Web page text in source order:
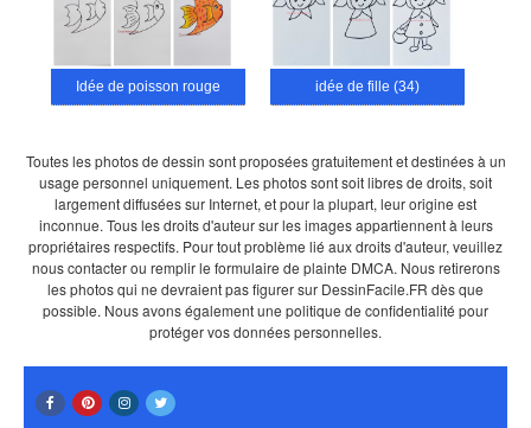
Idée de poisson rouge idée de fille (34)
Toutes les photos de dessin sont proposées gratuitement et destinées à un
usage personnel uniquement. Les photos sont soit libres de droits, soit
largement diffusées sur Internet, et pour la plupart, leur origine est
inconnue. Tous les droits d'auteur sur les images appartiennent à leurs
propriétaires respectifs. Pour tout problème lié aux droits d'auteur, veuillez
nous contacter ou remplir le formulaire de plainte DMCA. Nous retirerons
les photos qui ne devraient pas figurer sur DessinFacile.FR dès que
possible. Nous avons également une politique de confidentialité pour
protéger vos données personnelles.